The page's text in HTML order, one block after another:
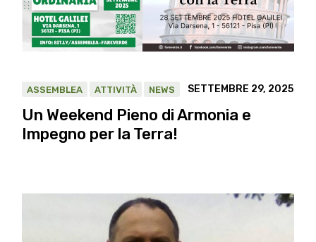
ASSEMBLEA ATTIVITÀ NEWS SETTEMBRE 29, 2025
Un Weekend Pieno di Armonia e
Impegno per la Terra!